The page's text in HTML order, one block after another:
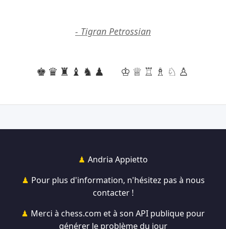
- Tigran Petrossian
♚♛♜♝♞♟ ♔♕♖♗♘♙
Andria Appietto
Pour plus d'information, n'hésitez pas à nous
contacter !
Merci à chess.com et à son API publique pour
générer le problème du jour